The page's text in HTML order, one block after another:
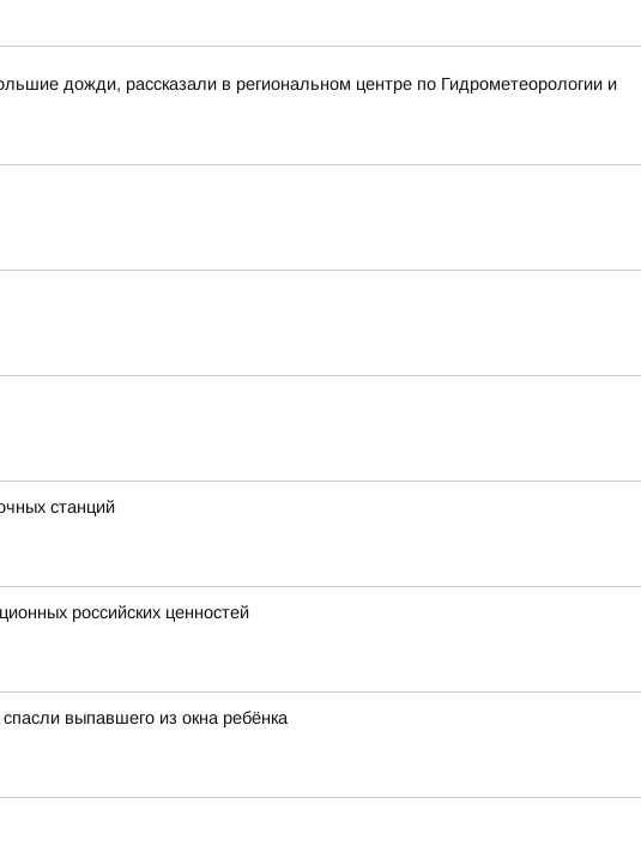
дожди, рассказали в региональном центре по Гидрометеорологии и
станций
российских ценностей
выпавшего из окна ребёнка